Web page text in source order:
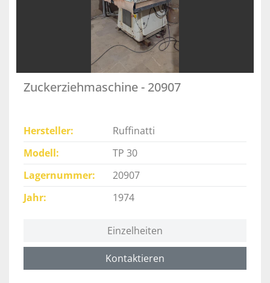
Zuckerziehmaschine - 20907
Hersteller
Ruffinatti
Modell
TP 30
Lagernummer
20907
Jahr
1974
Einzelheiten
Kontaktieren